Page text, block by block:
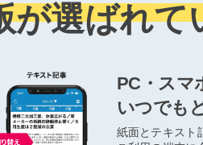
が選ばれて
PC・スマ
いつでも
紙面とテキスト